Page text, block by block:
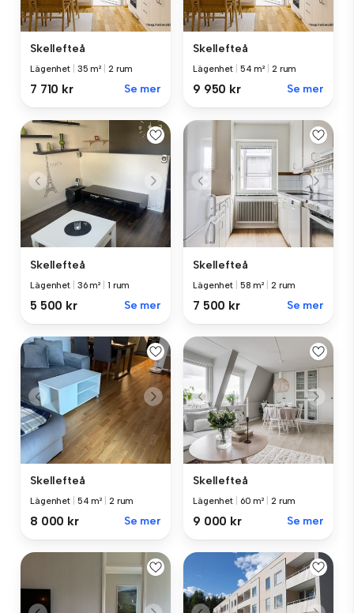
Skellefteå
Lägenhet 35 m² 2 rum
7 710 kr Se mer
Skellefteå
Lägenhet 54 m² 2 rum
9 950 kr Se mer
Skellefteå
Lägenhet 36 m² 1 rum
5 500 kr Se mer
Skellefteå
Lägenhet 58 m² 2 rum
7 500 kr Se mer
Skellefteå
Lägenhet 54 m² 2 rum
8 000 kr Se mer
Skellefteå
Lägenhet 60 m² 2 rum
9 000 kr Se mer